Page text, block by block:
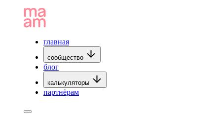
главная
сообщество
блог
калькуляторы
партнёрам